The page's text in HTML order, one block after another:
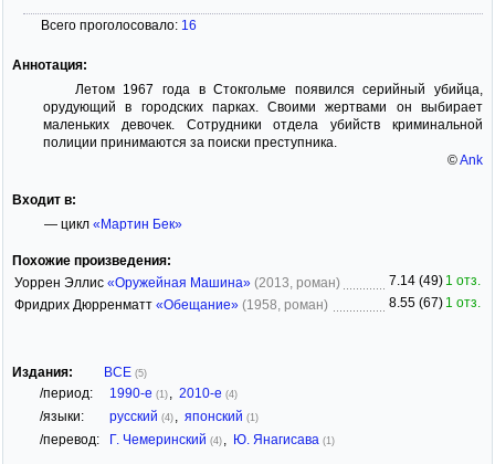
Всего проголосовало: 16
Аннотация:
Летом 1967 года в Стокгольме появился серийный убийца,
орудующий в городских парках. Своими жертвами он выбирает
маленьких девочек. Сотрудники отдела убийств криминальной
полиции принимаются за поиски преступника.
©Ank
Входит в:
— цикл «Мартин Бек»
Похожие произведения:
Уоррен Эллис «Оружейная Машина» (2013, роман) 7.14 (49) 1 отз.
Фридрих Дюрренматт «Обещание» (1958, роман) 8.55 (67) 1 отз.
Издания: ВСЕ (5)
/период: 1990-е (1) , 2010-е (4)
/языки: русский (4) , японский (1)
/перевод: Г. Чемеринский (4) , Ю. Янагисава (1)